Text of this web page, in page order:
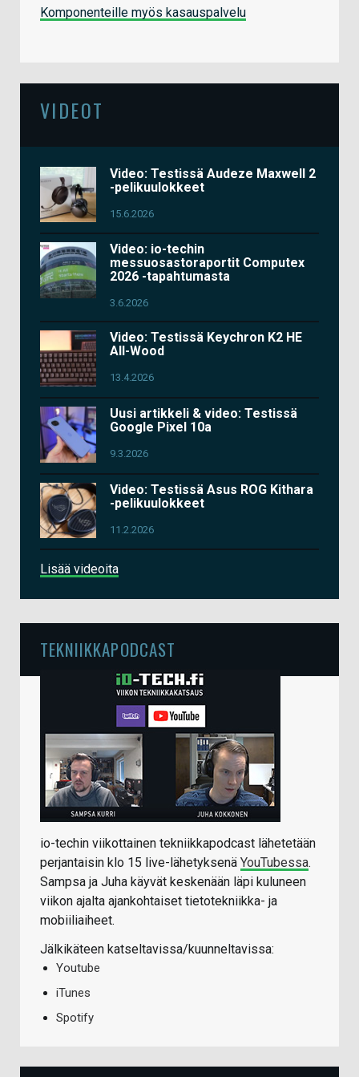
Komponenteille myös kasauspalvelu
VIDEOT
Video: Testissä Audeze Maxwell 2
-pelikuulokkeet
15.6.2026
Video: io-techin
messuosastoraportit Computex
2026 -tapahtumasta
3.6.2026
Video: Testissä Keychron K2 HE
All-Wood
13.4.2026
Uusi artikkeli & video: Testissä
Google Pixel 10a
9.3.2026
Video: Testissä Asus ROG Kithara
-pelikuulokkeet
11.2.2026
Lisää videoita
TEKNIIKKAPODCAST
io-techin viikottainen tekniikkapodcast lähetetään
perjantaisin klo 15 live-lähetyksenä YouTubessa.
Sampsa ja Juha käyvät keskenään läpi kuluneen
viikon ajalta ajankohtaiset tietotekniikka- ja
mobiiliaiheet.
Jälkikäteen katseltavissa/kuunneltavissa:
Youtube
iTunes
Spotify